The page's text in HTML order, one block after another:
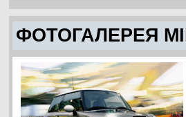
ФОТОГАЛЕРЕЯ